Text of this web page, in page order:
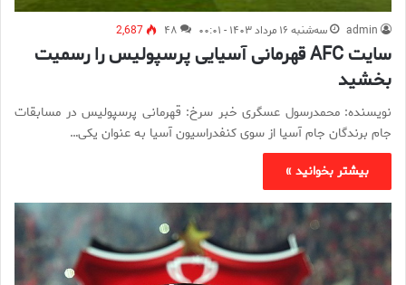
admin سه‌شنبه ۱۶ مرداد ۱۴۰۳ - ۰۰:۰۱ ۴۸ 2,687
سایت AFC قهرمانی آسیایی پرسپولیس را رسمیت
بخشید
نویسنده: محمدرسول عسگری خبر سرخ: قهرمانی پرسپولیس در مسابقات
جام برندگان جام آسیا از سوی کنفدراسیون آسیا به عنوان یکی…
بیشتر بخوانید »